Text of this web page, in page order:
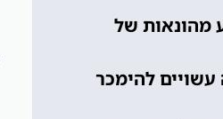
מהונאות של
להימכר